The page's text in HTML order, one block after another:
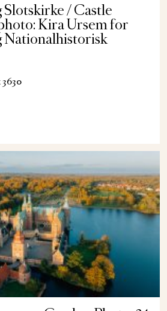
/ Castle
Kira Ursem for